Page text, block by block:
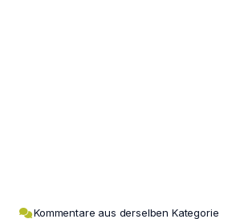
Kommentare aus derselben Kategorie